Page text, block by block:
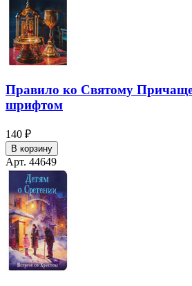
Правило ко Святому
шрифтом
140 ₽
В корзину
Арт. 44649